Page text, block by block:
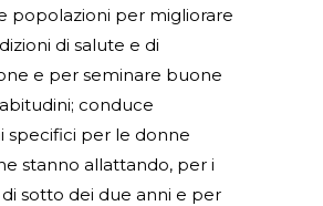
popolazioni per migliorare
di salute e di
e per seminare buone
conduce
specifici per le donne
stanno allattando, per i
sotto dei due anni e per